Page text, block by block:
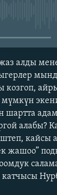
алды
козгоп,
шартта
алабы?
кайсы
жашоо”